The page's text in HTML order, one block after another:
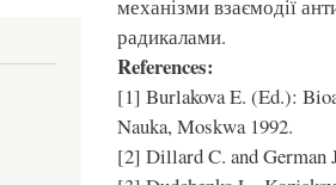
механізми взаємодії
радикалами.
References:
[1] Burlakova E. (Ed.):
Nauka, Moskwa 1992.
[2] Dillard C. and German